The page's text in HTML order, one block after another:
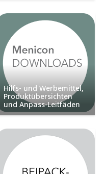
Hilfs- und Werbemittel,
Produktübersichten
und Anpass-Leitfäden